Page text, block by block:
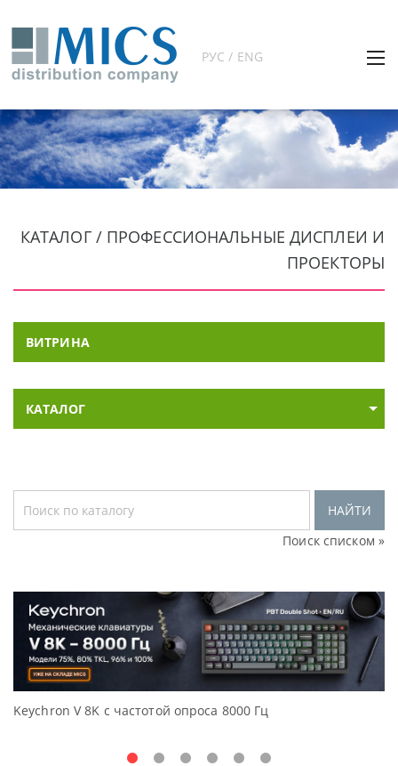
РУС / ENG
КАТАЛОГ / ПРОФЕССИОНАЛЬНЫЕ ДИСПЛЕИ И
ПРОЕКТОРЫ
ВИТРИНА
КАТАЛОГ
НАЙТИ
Поиск списком »
V 8K с частотой опроса 8000 Гц